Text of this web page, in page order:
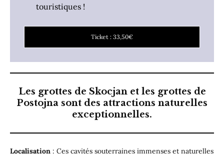
touristiques !
Ticket : 33,50€
Les grottes de Skocjan et les grottes de
Postojna sont des attractions naturelles
exceptionnelles.
Localisation : Ces cavités souterraines immenses et naturelles